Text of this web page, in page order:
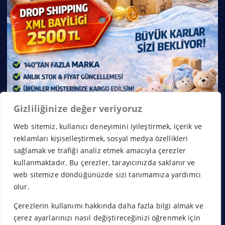
Gizliliğinize değer veriyoruz
Web sitemiz, kullanıcı deneyimini iyileştirmek, içerik ve
reklamları kişiselleştirmek, sosyal medya özellikleri
sağlamak ve trafiği analiz etmek amacıyla çerezler
kullanmaktadır. Bu çerezler, tarayıcınızda saklanır ve
web sitemize döndüğünüzde sizi tanımamıza yardımcı
olur.
Çerezlerin kullanımı hakkında daha fazla bilgi almak ve
çerez ayarlarınızı nasıl değiştireceğinizi öğrenmek için
Copyright © 2026 Franchise Borsası | Powered by